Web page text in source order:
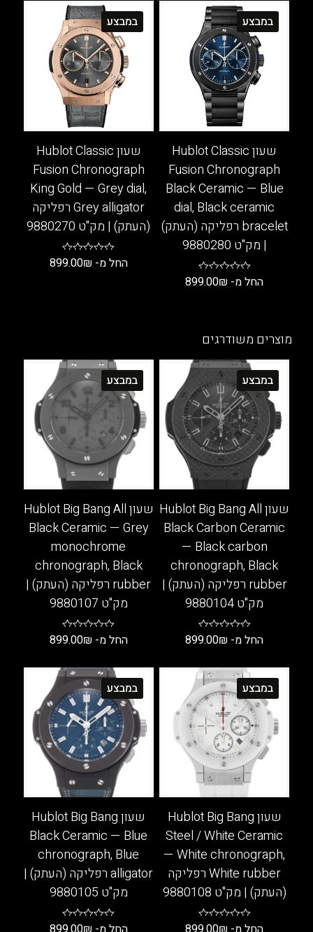
יש
מספר
סוגים.
ניתן
לבחור
את
האפשרויות
בעמוד
המוצר
זה
יש
מספר
סוגים.
ניתן
לבחור
את
האפשרויות
בעמוד
המוצר
במבצע
שעון Hublot Classic
Fusion Chronograph
Black Ceramic — Blue
dial, Black ceramic
bracelet רפליקה (העתק)
| מק"ט 9880280
החל מ- 899.00₪
יש
סוגים.
ניתן
לבחור
את
האפשרויות
בעמוד
המוצר
במבצע
שעון Hublot Classic
Fusion Chronograph
King Gold — Grey dial,
Grey alligator רפליקה
(העתק) | מק"ט 9880270
החל מ- 899.00₪
ניתן
לבחור
את
האפשרויות
בעמוד
המוצר
מוצרים משודרגים
במבצע
שעון Hublot Big Bang All
Black Carbon Ceramic
— Black carbon
chronograph, Black
rubber רפליקה (העתק) |
מק"ט 9880104
החל מ- 899.00₪
זה
יש
מספר
סוגים.
ניתן
לבחור
את
האפשרויות
בעמוד
המוצר
במבצע
שעון Hublot Big Bang All
Black Ceramic — Grey
monochrome
chronograph, Black
rubber רפליקה (העתק) |
מק"ט 9880107
החל מ- 899.00₪
זה
יש
מספר
סוגים.
ניתן
לבחור
את
האפשרויות
בעמוד
המוצר
במבצע
שעון Hublot Big Bang
Steel / White Ceramic
— White chronograph,
White rubber רפליקה
(העתק) | מק"ט 9880108
במבצע
שעון Hublot Big Bang
Black Ceramic — Blue
chronograph, Blue
alligator רפליקה (העתק) |
מק"ט 9880105